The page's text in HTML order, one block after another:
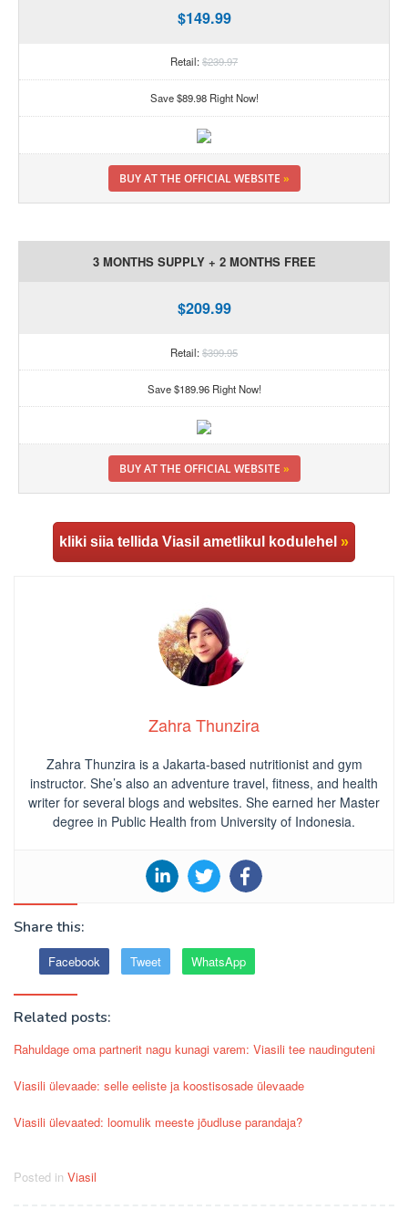
$149.99
Retail:$239.97
Save $89.98 Right Now!
BUY AT THE OFFICIAL WEBSITE »
3 MONTHS SUPPLY + 2 MONTHS FREE
$209.99
Retail:$399.95
Save $189.96 Right Now!
BUY AT THE OFFICIAL WEBSITE »
kliki siia tellida Viasil ametlikul kodulehel »
Zahra Thunzira
Zahra Thunzira is a Jakarta-based nutritionist and gym
instructor. She’s also an adventure travel, fitness, and health
writer for several blogs and websites. She earned her Master
degree in Public Health from University of Indonesia.
Share this:
Facebook Tweet WhatsApp
Related posts:
Rahuldage oma partnerit nagu kunagi varem: Viasili tee naudinguteni
Viasili ülevaade: selle eeliste ja koostisosade ülevaade
Viasili ülevaated: loomulik meeste jõudluse parandaja?
Posted in Viasil